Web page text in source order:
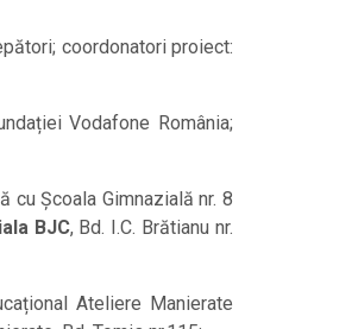
coordonatori proiect:
Vodafone România;
cu Școala Gimnazială nr. 8
BJC, Bd. I.C. Brătianu nr.
Ateliere Manierate